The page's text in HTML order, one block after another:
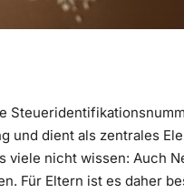
und dient als zentrales
viele nicht wissen: Auch
Für Eltern ist es daher